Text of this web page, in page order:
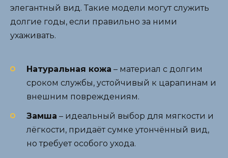
элегантный вид. Такие модели могут служить
долгие годы, если правильно за ними
ухаживать.
Натуральная кожа – материал с долгим
сроком службы, устойчивый к царапинам и
внешним повреждениям.
Замша – идеальный выбор для мягкости и
лёгкости, придаёт сумке утончённый вид,
но требует особого ухода.